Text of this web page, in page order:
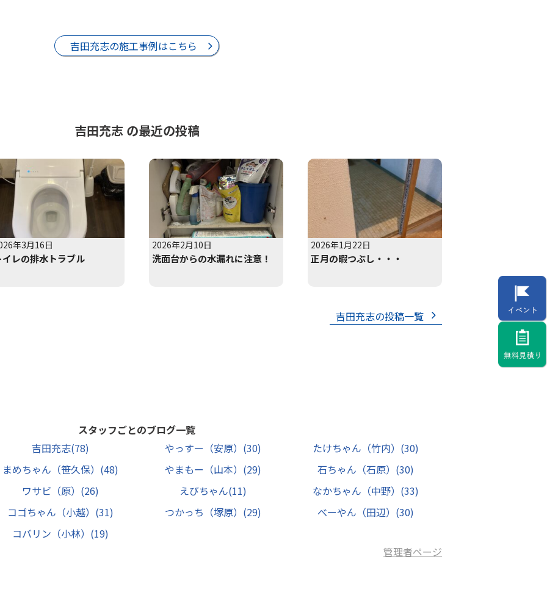
吉田充志の施工事例はこちら
吉田充志 の最近の投稿
年3月16日
イレの排水トラブル
2026年2月10日
洗面台からの水漏れに注意！
2026年1月22日
正月の暇つぶし・・・
吉田充志の投稿一覧
スタッフごとのブログ一覧
吉田充志(78) やっすー（安原） (30) たけちゃん（竹内） (30)
まめちゃん（笹久保） (48) やまもー（山本） (29) 石ちゃん（石原） (30)
ワサビ（原） (26) えびちゃん(11) なかちゃん（中野） (33)
コゴちゃん（小越） (31) つかっち（塚原） (29) べーやん（田辺） (30)
コバリン（小林） (19)
管理者ページ